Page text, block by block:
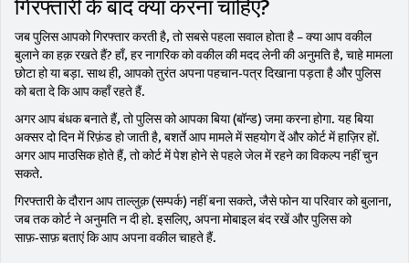
गिरफ्तारी के बाद क्या करना चाहिए?
जब पुलिस आपको गिरफ्तार करती है, तो सबसे पहला सवाल होता है – क्या आप वकील
बुलाने का हक़ रखते हैं? हाँ, हर नागरिक को वकील की मदद लेनी की अनुमति है, चाहे मामला
छोटा हो या बड़ा. साथ ही, आपको तुरंत अपना पहचान‑पत्र दिखाना पड़ता है और पुलिस
को बता दे कि आप कहाँ रहते हैं.
अगर आप बंधक बनाते हैं, तो पुलिस को आपका बिया (बॉन्ड) जमा करना होगा. यह बिया
अक्सर दो दिन में रिफ़ंड हो जाती है, बशर्ते आप मामले में सहयोग दें और कोर्ट में हाज़िर हों.
अगर आप माउसिक होते हैं, तो कोर्ट में पेश होने से पहले जेल में रहने का विकल्प नहीं चुन
सकते.
गिरफ्तारी के दौरान आप ताल्लुक़ (सम्पर्क) नहीं बना सकते, जैसे फोन या परिवार को बुलाना,
जब तक कोर्ट ने अनुमति न दी हो. इसलिए, अपना मोबाइल बंद रखें और पुलिस को
साफ़‑साफ़ बताएं कि आप अपना वकील चाहते हैं.